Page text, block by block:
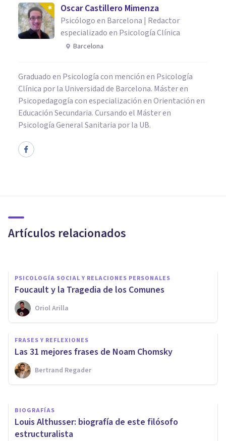
Oscar Castillero Mimenza
Psicólogo en Barcelona | Redactor
especializado en Psicología Clínica
Barcelona
Graduado en Psicología con mención en Psicología
Clínica por la Universidad de Barcelona. Máster en
Psicopedagogía con especialización en Orientación en
Educación Secundaria. Cursando el Máster en
Psicología General Sanitaria por la UB.
Artículos relacionados
este filósofo marxista
PSICOLOGÍA SOCIAL Y RELACIONES PERSONALES
Foucault y la Tragedia de los Comunes
Oriol Arilla
FRASES Y REFLEXIONES
Las 31 mejores frases de Noam Chomsky
Bertrand Regader
PSICOLOGÍA SOCIAL Y RELACIONES PERSONALES
Sincretismo cultural: qué es y
cómo surge en las sociedades
Luis Martínez-Casasola Hernández
BIOGRAFÍAS
Louis Althusser: biografía de este filósofo
estructuralista